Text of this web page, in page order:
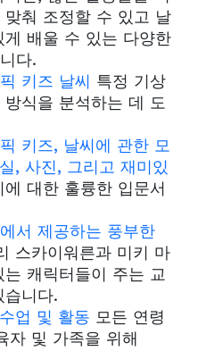
맞춰 조정할 수 있고 날
배울 수 있는 다양한
다.
키즈 날씨 특정 기상
식을 분석하는 데 도
키즈, 날씨에 관한 모
, 사진, 그리고 재미있
에 대한 훌륭한 입문서
서 제공하는 풍부한
스카이워른과 미키 마
캐릭터들이 주는 교
니다.
업 및 활동 모든 연령
자 및 가족을 위해